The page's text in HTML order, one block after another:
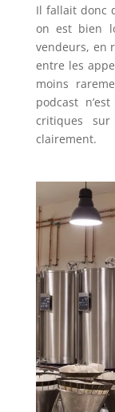
Il fallait donc
on est bien
vendeurs, en
entre les
moins
podcast
critiques
clairement.